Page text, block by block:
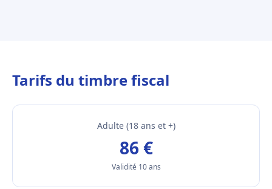
Tarifs du timbre fiscal
Adulte (18 ans et +)
86 €
Validité 10 ans